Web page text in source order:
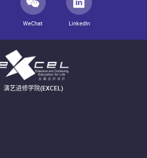
WeChat LinkedIn
演艺进修学院(EXCEL)